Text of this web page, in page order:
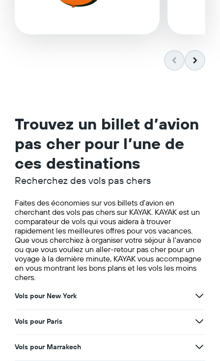
Trouvez un billet d’avion
pas cher pour l’une de
ces destinations
Recherchez des vols pas chers
Faites des économies sur vos billets d'avion en
cherchant des vols pas chers sur KAYAK. KAYAK est un
comparateur de vols qui vous aidera à trouver
rapidement les meilleures offres pour vos vacances.
Que vous cherchiez à organiser votre séjour à l'avance
ou que vous vouliez un aller-retour pas cher pour un
voyage à la dernière minute, KAYAK vous accompagne
en vous montrant les bons plans et les vols les moins
chers.
Vols pour New York
Vols pour Paris
Vols pour Marrakech